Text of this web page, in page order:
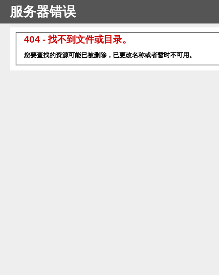
服务器错误
404 - 找不到文件或目录。
您要查找的资源可能已被删除，已更改名称或者暂时不可用。